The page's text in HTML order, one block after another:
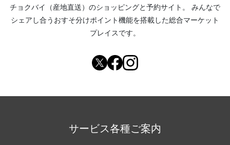
チョクバイ（産地直送） のショッピングと予約サイト。
みんなで
シェアし合う おすそ分けポイント機能を搭載した総合マーケット
プレイスです。
サービス各種ご案内